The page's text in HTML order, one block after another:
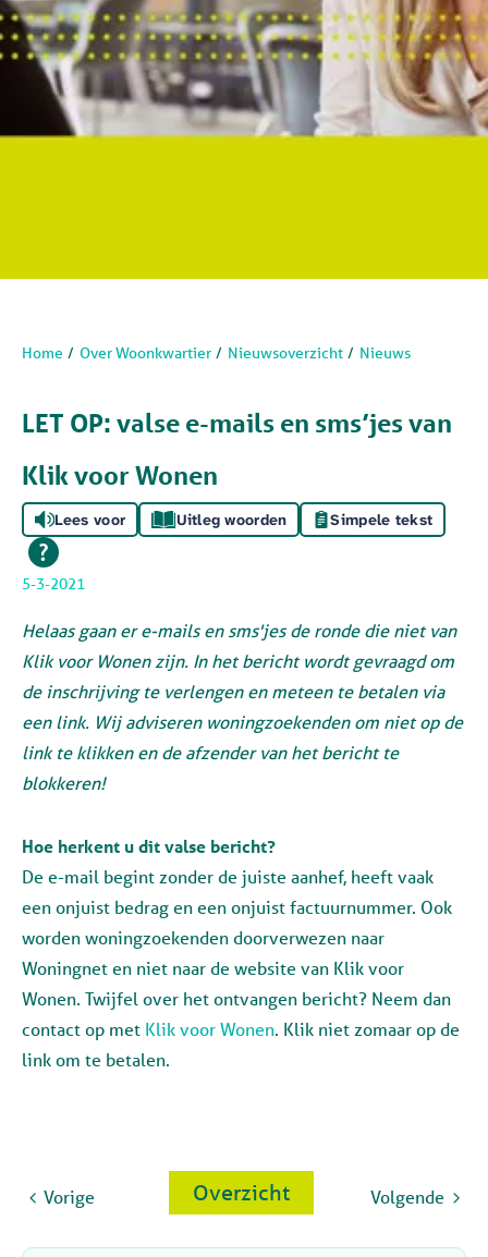
Home Over Woonkwartier Nieuwsoverzicht Nieuws
LET OP: valse e-mails en sms’jes van
Klik voor Wonen
Lees voor Uitleg woorden Simpele tekst
5-3-2021
Helaas gaan er e-mails en sms'jes de ronde die niet van
Klik voor Wonen zijn. In het bericht wordt gevraagd om
de inschrijving te verlengen en meteen te betalen via
een link. Wij adviseren woningzoekenden om niet op de
link te klikken en de afzender van het bericht te
blokkeren!
Hoe herkent u dit valse bericht?
De e-mail begint zonder de juiste aanhef, heeft vaak
een onjuist bedrag en een onjuist factuurnummer. Ook
worden woningzoekenden doorverwezen naar
Woningnet en niet naar de website van Klik voor
Wonen. Twijfel over het ontvangen bericht? Neem dan
contact op met Klik voor Wonen. Klik niet zomaar op de
link om te betalen.
Volgende
Overzicht
Vorige